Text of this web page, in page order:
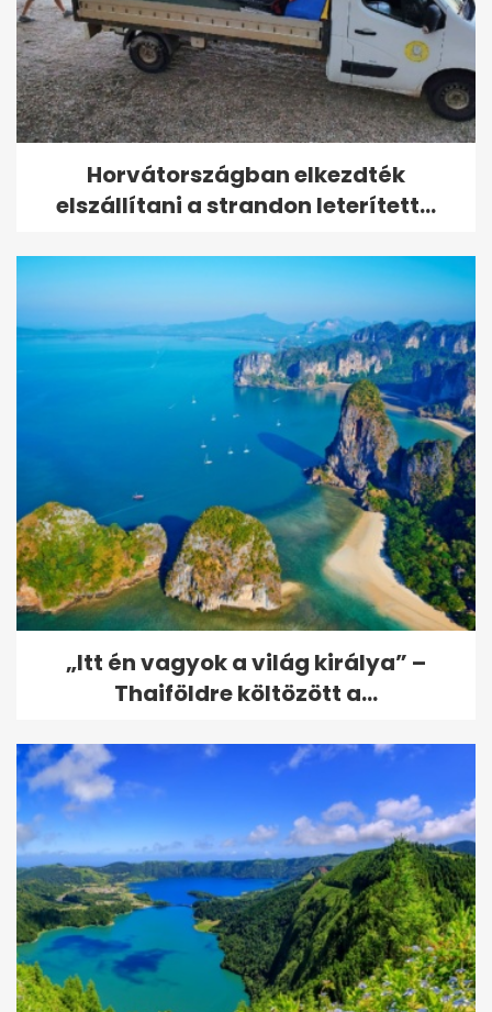
Horvátországban elkezdték
elszállítani a strandon leterített...
„Itt én vagyok a világ királya” –
Thaiföldre költözött a...